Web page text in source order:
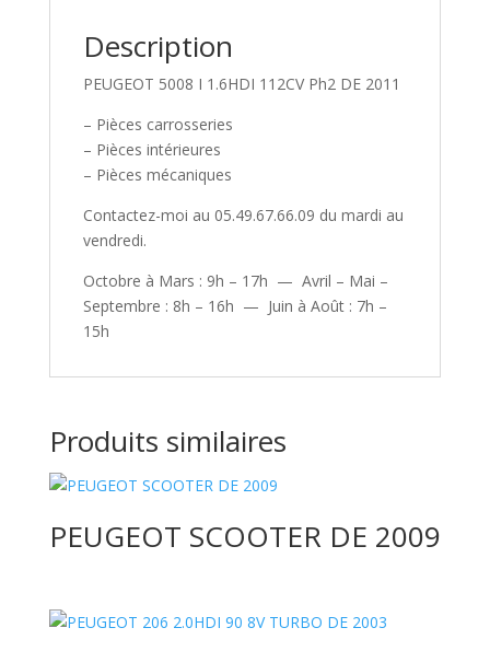
Description
PEUGEOT 5008 I 1.6HDI 112CV Ph2 DE 2011
– Pièces carrosseries
– Pièces intérieures
– Pièces mécaniques
Contactez-moi au 05.49.67.66.09 du mardi au
vendredi.
Octobre à Mars : 9h – 17h — Avril – Mai –
Septembre : 8h – 16h — Juin à Août : 7h –
15h
Produits similaires
PEUGEOT SCOOTER DE 2009